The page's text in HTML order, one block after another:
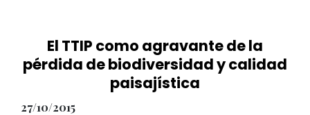
El TTIP como agravante de la
pérdida de biodiversidad y calidad
paisajística
27/10/2015